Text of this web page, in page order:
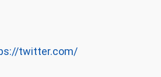
twitter.com/